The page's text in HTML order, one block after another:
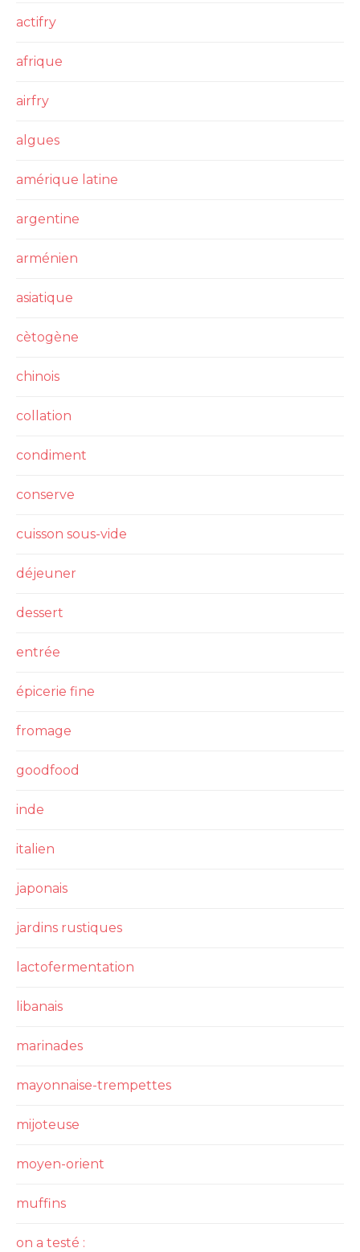
actifry
afrique
airfry
algues
amérique latine
argentine
arménien
asiatique
cètogène
chinois
collation
condiment
conserve
cuisson sous-vide
déjeuner
dessert
entrée
épicerie fine
fromage
goodfood
inde
italien
japonais
jardins rustiques
lactofermentation
libanais
marinades
mayonnaise-trempettes
mijoteuse
moyen-orient
muffins
on a testé :